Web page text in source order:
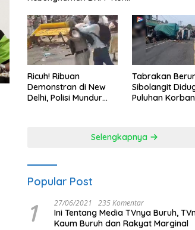
Ricuh! Ribuan
Demonstran di New
Delhi, Polisi Mundur
Tabrakan
Sibolangit
Puluhan Korban
Selengkapnya
Popular Post
1 27/06/2021 235 Komentar
Ini Tentang Media TVnya Buruh,
Kaum Buruh dan Rakyat Marginal